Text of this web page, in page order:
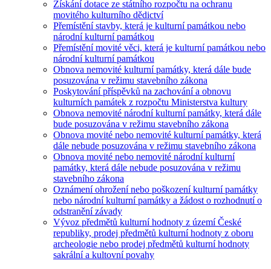
Získání dotace ze státního rozpočtu na ochranu
movitého kulturního dědictví
Přemístění stavby, která je kulturní památkou nebo
národní kulturní památkou
Přemístění movité věci, která je kulturní památkou nebo
národní kulturní památkou
Obnova nemovité kulturní památky, která dále bude
posuzována v režimu stavebního zákona
Poskytování příspěvků na zachování a obnovu
kulturních památek z rozpočtu Ministerstva kultury
Obnova nemovité národní kulturní památky, která dále
bude posuzována v režimu stavebního zákona
Obnova movité nebo nemovité kulturní památky, která
dále nebude posuzována v režimu stavebního zákona
Obnova movité nebo nemovité národní kulturní
památky, která dále nebude posuzována v režimu
stavebního zákona
Oznámení ohrožení nebo poškození kulturní památky
nebo národní kulturní památky a žádost o rozhodnutí o
odstranění závady
Vývoz předmětů kulturní hodnoty z území České
republiky, prodej předmětů kulturní hodnoty z oboru
archeologie nebo prodej předmětů kulturní hodnoty
sakrální a kultovní povahy